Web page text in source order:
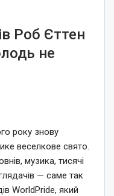
Роб Єттен
не
року знову
веселкове свято.
музика, тисячі
— саме так
WorldPride, який